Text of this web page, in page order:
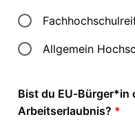
Allgemein
Bist du EU-Bürger*in
Arbeitserlaubnis? *